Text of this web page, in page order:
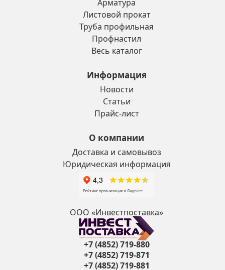
Арматура
Листовой прокат
Труба профильная
Профнастил
Весь каталог
Информация
Новости
Статьи
Прайс-лист
О компании
Доставка и самовывоз
Юридическая информация
ООО «Инвестпоставка»
+7 (4852) 719-880
+7 (4852) 719-871
+7 (4852) 719-881